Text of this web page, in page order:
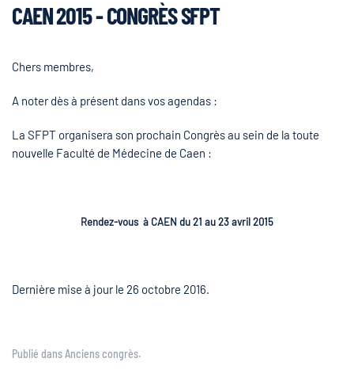
CAEN 2015 - CONGRÈS SFPT
Chers membres,
A noter dès à présent dans vos agendas :
La SFPT organisera son prochain Congrèsau sein de la toute
nouvelle Faculté de Médecine de Caen :
Rendez-vous à CAEN du 21 au 23 avril 2015
Dernière mise à jour le 26 octobre 2016.
Publié dansAnciens congrès.